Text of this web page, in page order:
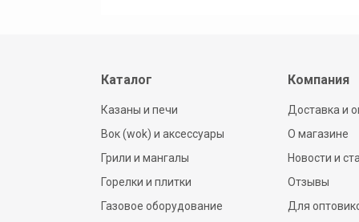
Каталог
Казаны и печи
Вок (wok) и аксессуары
Грили и мангалы
Горелки и плитки
Газовое оборудование
Компания
Доставка и
О магазине
Новости и
Отзывы
Для